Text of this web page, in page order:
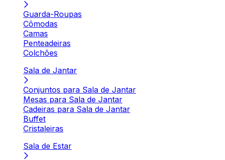
Guarda-Roupas
Cômodas
Camas
Penteadeiras
Colchões
Sala de Jantar
Conjuntos para Sala de Jantar
Mesas para Sala de Jantar
Cadeiras para Sala de Jantar
Buffet
Cristaleiras
Sala de Estar